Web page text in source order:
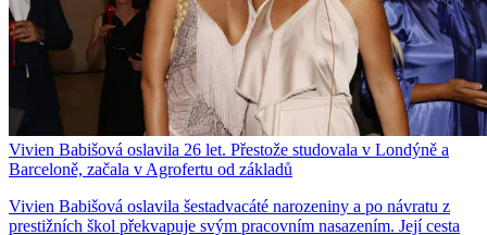
Vivien Babišová oslavila 26 let. Přestože studovala v Londýně a
Barceloně, začala v Agrofertu od základů
Vivien Babišová oslavila šestadvacáté narozeniny a po návratu z
prestižních škol překvapuje svým pracovním nasazením. Její cesta